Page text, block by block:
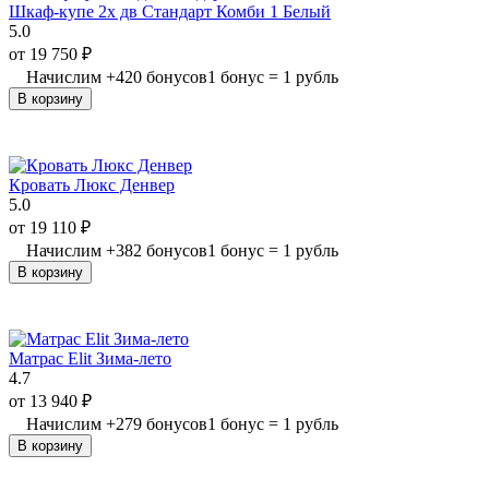
Шкаф-купе 2х дв Стандарт Комби 1 Белый
5.0
от 19 750 ₽
Начислим +420 бонусов1 бонус = 1 рубль
В корзину
Кровать Люкс Денвер
5.0
от 19 110 ₽
Начислим +382 бонусов1 бонус = 1 рубль
В корзину
Матрас Elit Зима-лето
4.7
от 13 940 ₽
Начислим +279 бонусов1 бонус = 1 рубль
В корзину